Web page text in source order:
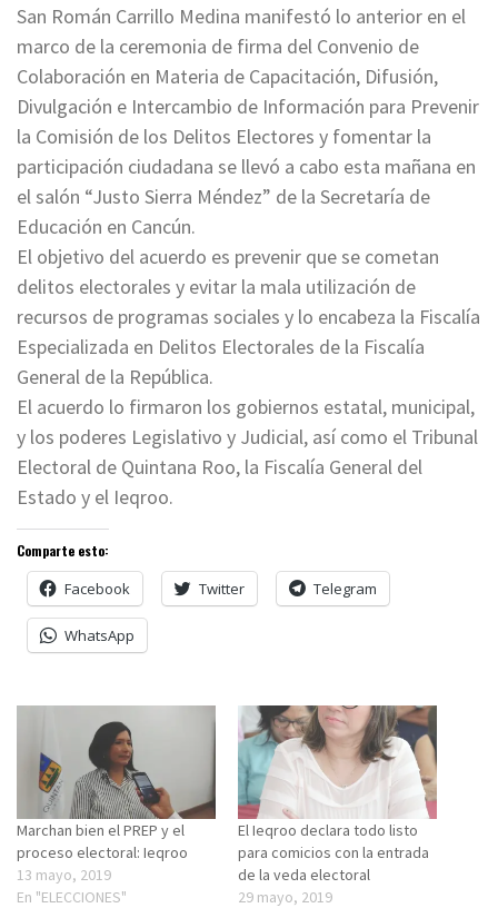
San Román Carrillo Medina manifestó lo anterior en el
marco de la ceremonia de firma del Convenio de
Colaboración en Materia de Capacitación, Difusión,
Divulgación e Intercambio de Información para Prevenir
la Comisión de los Delitos Electores y fomentar la
participación ciudadana se llevó a cabo esta mañana en
el salón “Justo Sierra Méndez” de la Secretaría de
Educación en Cancún.
El objetivo del acuerdo es prevenir que se cometan
delitos electorales y evitar la mala utilización de
recursos de programas sociales y lo encabeza la Fiscalía
Especializada en Delitos Electorales de la Fiscalía
General de la República.
El acuerdo lo firmaron los gobiernos estatal, municipal,
y los poderes Legislativo y Judicial, así como el Tribunal
Electoral de Quintana Roo, la Fiscalía General del
Estado y el Ieqroo.
Comparte esto:
Facebook Twitter Telegram
WhatsApp
Marchan bien el PREP y el
proceso electoral: Ieqroo
13 mayo, 2019
En "ELECCIONES"
El Ieqroo declara todo listo
para comicios con la entrada
de la veda electoral
29 mayo, 2019